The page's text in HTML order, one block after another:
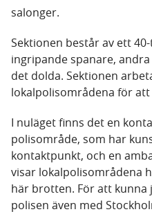
salonger.
Sektionen består av ett
ingripande spanare,
det dolda. Sektionen
lokalpolisområdena för
I nuläget finns det en
polisområde, som har
kontaktpunkt, och en
visar lokalpolisområdena
här brotten. För att
polisen även med